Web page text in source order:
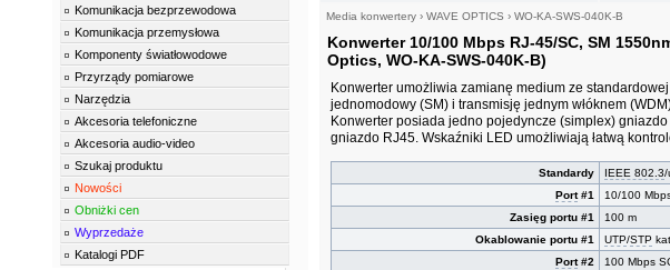
Media konwertery › WAVE OPTICS › WO-KA-SWS-040K-B
Konwerter 10/100 Mbps RJ-45/SC, SM
Optics, WO-KA-SWS-040K-B)
Konwerter umożliwia zamianę medium ze
jednomodowy (SM) i transmisję jednym włóknem
Konwerter posiada jedno pojedyncze (simplex)
gniazdo RJ45. Wskaźniki LED umożliwiają łatwą
Standardy IEEE 802.3/
Port#1 10/100
Zasięg portu #1
100 m
Okablowanie portu #1
UTP/STP
Port#2
100 Mbps
Komunikacja bezprzewodowa
Komunikacja przemysłowa
Komponenty światłowodowe
Przyrządy pomiarowe
Narzędzia
Akcesoria telefoniczne
Akcesoria audio-video
Szukaj produktu
Nowości
Obniżki cen
Wyprzedaże
Katalogi PDF